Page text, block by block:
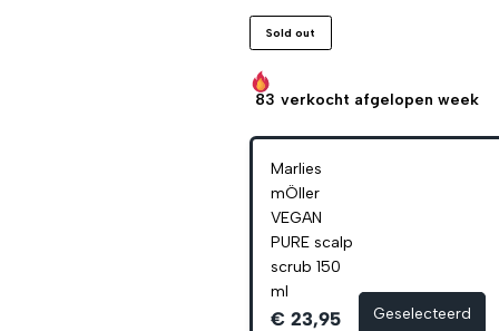
Sold out
83 verkocht afgelopen week
Marlies
mÖller
VEGAN
PURE scalp
scrub 150
ml
€ 23,95 Geselecteerd